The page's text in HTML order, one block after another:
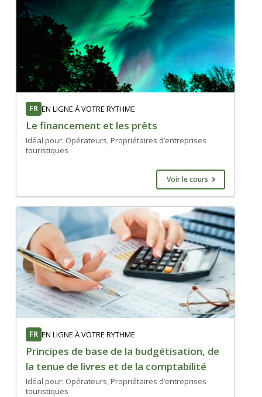
FR EN LIGNE À VOTRE RYTHME
Le financement et les prêts
Idéal pour: Opérateurs, Propriétaires d’entreprises
touristiques
Voir le cours
FR EN LIGNE À VOTRE RYTHME
Principes de base de la budgétisation, de
la tenue de livres et de la comptabilité
Idéal pour: Opérateurs, Propriétaires d’entreprises
touristiques